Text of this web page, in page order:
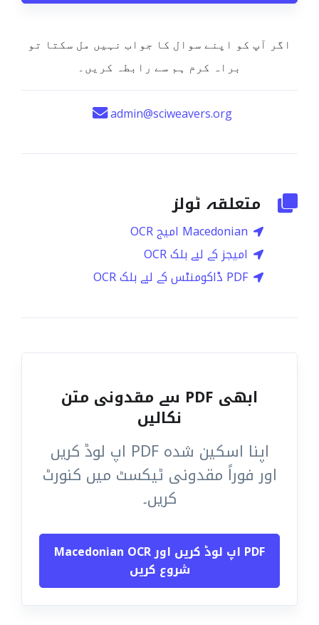
اگر آپ کو اپنے سوال کا جواب نہیں مل سکتا تو
براہ کرم ہم سے رابطہ کریں۔
admin@sciweavers.org
متعلقہ ٹولز
Macedonian امیج OCR
امیجز کے لیے بلک OCR
PDF ڈاکومنٹس کے لیے بلک OCR
ابھی PDF سے مقدونی متن
نکالیں
اپنا اسکین شدہ PDF اپ لوڈ کریں
اور فوراً مقدونی ٹیکسٹ میں کنورٹ
کریں۔
PDF اپ لوڈ کریں اور Macedonian OCR
شروع کریں